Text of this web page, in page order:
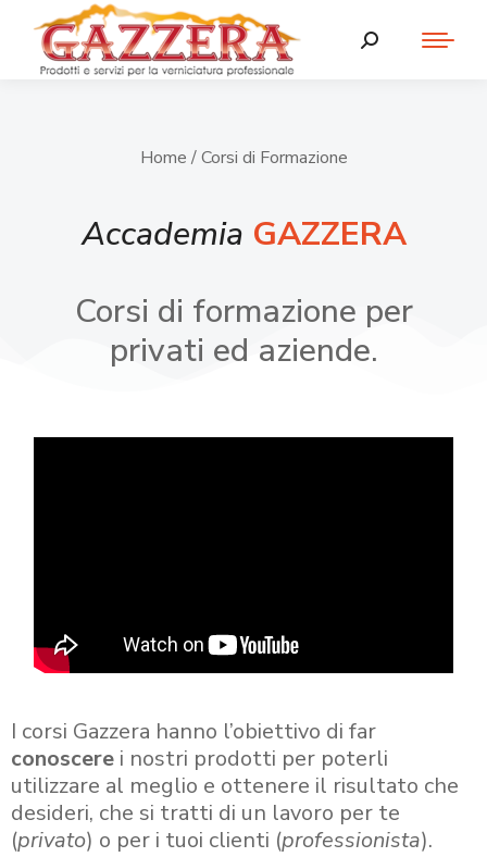
Home / Corsi di Formazione
Accademia GAZZERA
Corsi di formazione per
privati ed aziende.
I corsi Gazzera hanno l’obiettivo di far
conoscere i nostri prodotti per poterli
utilizzare al meglio e ottenere il risultato che
desideri, che si tratti di un lavoro per te
(privato) o per i tuoi clienti (professionista).